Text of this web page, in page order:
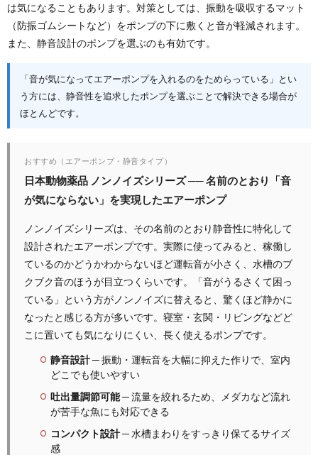
は気になることもあります。対策としては、振動を吸収するマット
（防振ゴムシートなど）をポンプの下に敷くと音が軽減されます。
また、静音設計のポンプを選ぶのも有効です。
「音が気になってエアーポンプを入れるのをためらっている」とい
う方には、静音性を追求したポンプを選ぶことで解決できる場合が
ほとんどです。
おすすめ（エアーポンプ・静音タイプ）
日本動物薬品 ノンノイズシリーズ ── 名前のとおり「音
が気にならない」を実現したエアーポンプ
ノンノイズシリーズは、その名前のとおり静音性に特化して
設計されたエアーポンプです。実際に使ってみると、稼働し
ているのかどうかわからないほど運転音が小さく、水槽のブ
クブク音のほうが目立つくらいです。「音がうるさくて困っ
ている」という方がノンノイズに替えると、驚くほど静かに
なったと感じる方が多いです。寝室・玄関・リビングなどど
こに置いても気になりにくい、長く使えるポンプです。
静音設計─ 振動・運転音を大幅に抑えた作りで、室内
どこでも使いやすい
吐出量調節可能─ 流量を絞れるため、メダカなど流れ
が苦手な魚にも対応できる
コンパクト設計─ 水槽まわりをすっきり保てるサイズ
感